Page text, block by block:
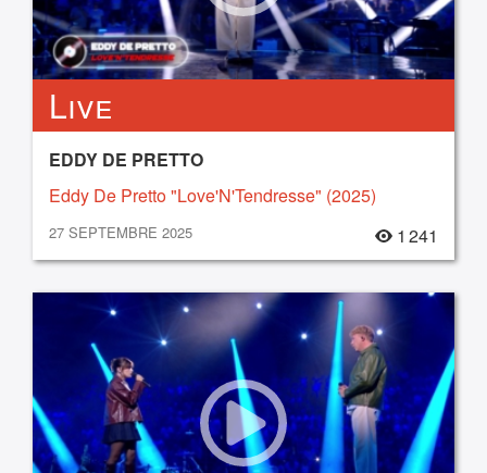
Live
EDDY DE PRETTO
Eddy De Pretto "Love'N'Tendresse" (2025)
27 SEPTEMBRE 2025 1 241